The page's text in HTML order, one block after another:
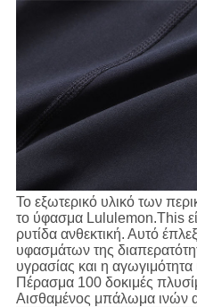
Το εξωτερικό υλικό των
το ύφασμα Lululemon.This
ρυτίδα ανθεκτική. Αυτό
υφασμάτων της
υγρασίας και η αγωγιμότητα
Πέρασμα 100 δοκιμές
Αισθαμένος μπάλωμα ινών